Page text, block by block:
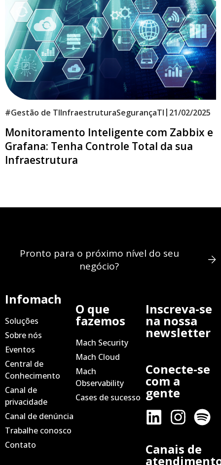
#Gestão de TIInfraestruturaSegurançaTI | 21/02/2025
Monitoramento Inteligente com Zabbix e
Grafana: Tenha Controle Total da sua
Infraestrutura
Pronto para o próximo nível do seu
negócio?
Infomach
Soluções
Sobre nós
Eventos
Central de
Conhecimento
Canal de
privacidade
Canal de denúncia
Trabalhe conosco
Contato
O que
fazemos
Mach Security
Mach Cloud
Mach
Observability
Cases de sucesso
Inscreva-se
na nossa
newsletter
Conecte-se
com a
gente
Canais de